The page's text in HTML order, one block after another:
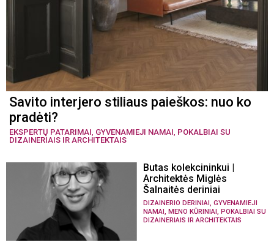
Savito interjero stiliaus paieškos: nuo ko
pradėti?
EKSPERTŲ PATARIMAI, GYVENAMIEJI NAMAI, POKALBIAI SU
DIZAINERIAIS IR ARCHITEKTAIS
Butas kolekcininkui |
Architektės Miglės
Šalnaitės deriniai
DIZAINERIO DERINIAI , GYVENAMIEJI
NAMAI , MENO KŪRINIAI , POKALBIAI SU
DIZAINERIAIS IR ARCHITEKTAIS